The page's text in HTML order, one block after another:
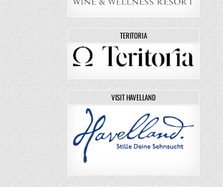
TERITORIA
VISIT HAVELLAND